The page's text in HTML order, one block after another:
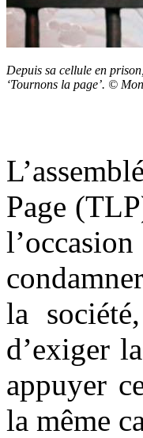
Depuis sa cellule en
‘Tournons la page’. ©
Page
la
d’exiger
appuyer
la même